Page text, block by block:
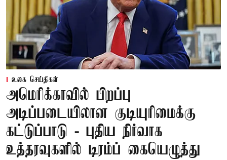
உலக செய்திகள்
அமெரிக்காவில் பிறப்பு
அடிப்படையிலான குடியுரிமைக்கு
கட்டுப்பாடு - புதிய நிர்வாக
உத்தரவுகளில் டிரம்ப் கையெழுத்து